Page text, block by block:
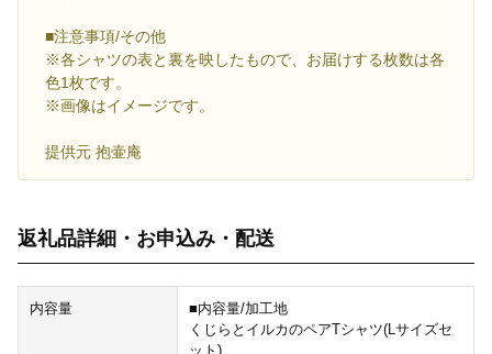
■注意事項/その他
※各シャツの表と裏を映したもので、お届けする枚数は各
色1枚です。
※画像はイメージです。
提供元 抱壷庵
返礼品詳細・お申込み・配送
内容量
■内容量/加工地
くじらとイルカのペアTシャツ(Lサイズセ
ット)